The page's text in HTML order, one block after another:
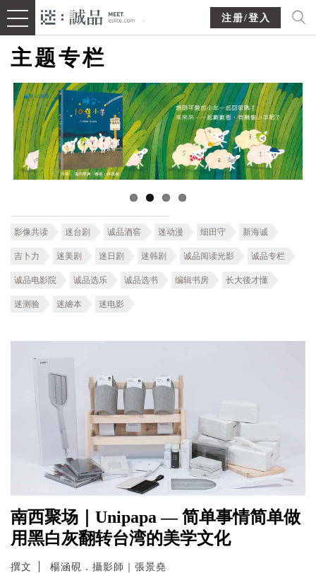
注册/登入
主题专栏
影像共读 迷台剧 诚品酒窖 迷动漫 细田守 新海诚
吉卜力 迷美剧 迷日剧 迷韩剧 诚品阅读光影 诚品专栏
诚品电影院 诚品选乐 诚品选书 编辑书房 长大後才懂
迷测验 迷繪本 迷电影
南西聚场｜Unipapa — 简单事情简单做
用黑白灰翻转台湾的美学文化
撰文 楊涵硯．攝影師｜張景堯